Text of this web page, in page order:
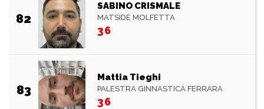
82
SABINO CRISMALE
MATSIDE MOLFETTA
36
83
Mattia Tieghi
PALESTRA GINNASTICA FERRARA
36